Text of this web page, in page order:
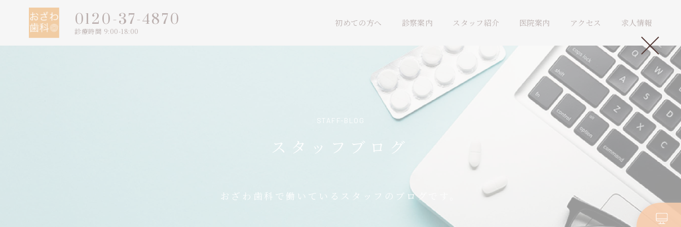
0120-37-4870
診療時間 9:00-18:00
初めての方へ 診察案内 スタッフ紹介 医院案内 アクセス 求人情報
STAFF-BLOG
スタッフブログ
おざわ歯科で働いているスタッフのブログです。